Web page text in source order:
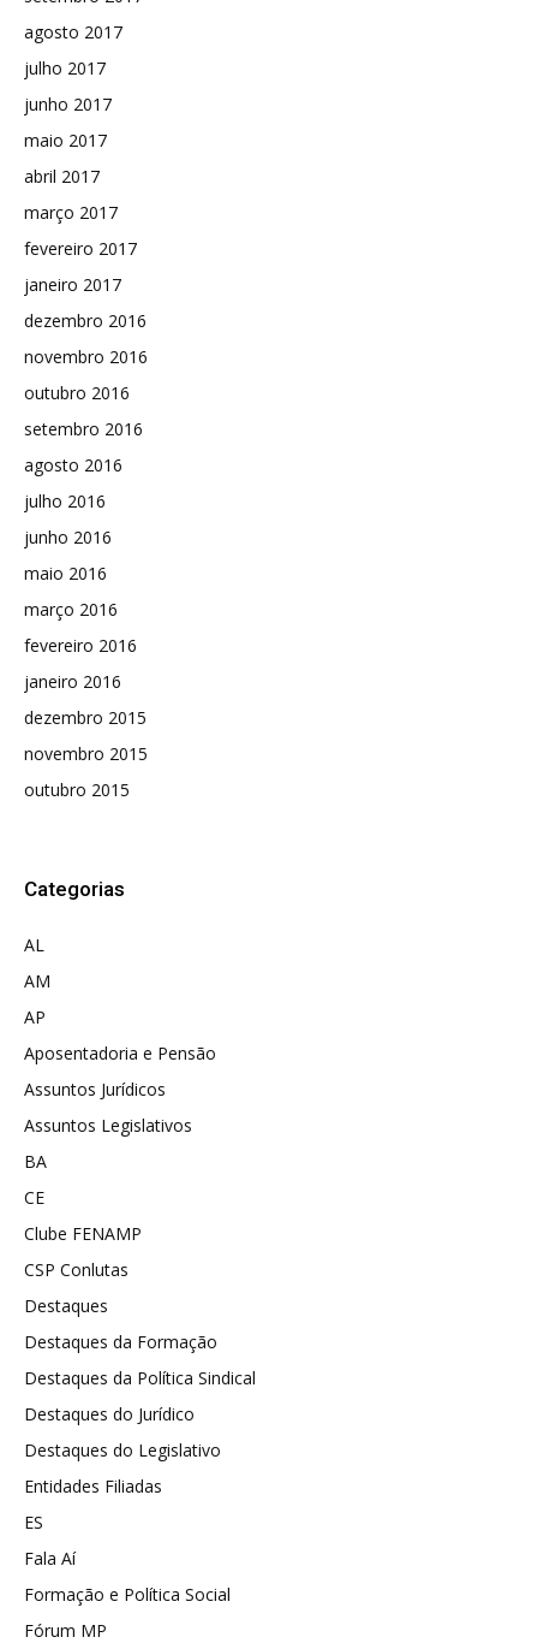
agosto 2017
julho 2017
junho 2017
maio 2017
abril 2017
março 2017
fevereiro 2017
janeiro 2017
dezembro 2016
novembro 2016
outubro 2016
setembro 2016
agosto 2016
julho 2016
junho 2016
maio 2016
março 2016
fevereiro 2016
janeiro 2016
dezembro 2015
novembro 2015
outubro 2015
Categorias
AL
AM
AP
Aposentadoria e Pensão
Assuntos Jurídicos
Assuntos Legislativos
BA
CE
Clube FENAMP
CSP Conlutas
Destaques
Destaques da Formação
Destaques da Política Sindical
Destaques do Jurídico
Destaques do Legislativo
Entidades Filiadas
ES
Fala Aí
Formação e Política Social
Fórum MP